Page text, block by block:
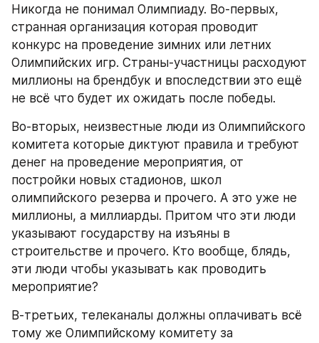
Никогда не понимал Олимпиаду. Во-первых,
странная организация которая проводит
конкурс на проведение зимних или летних
Олимпийских игр. Страны-участницы расходуют
миллионы на брендбук и впоследствии это ещё
не всё что будет их ожидать после победы.
Во-вторых, неизвестные люди из Олимпийского
комитета которые диктуют правила и требуют
денег на проведение мероприятия, от
постройки новых стадионов, школ
олимпийского резерва и прочего. А это уже не
миллионы, а миллиарды. Притом что эти люди
указывают государству на изъяны в
строительстве и прочего. Кто вообще, блядь,
эти люди чтобы указывать как проводить
мероприятие?
В-третьих, телеканалы должны оплачивать всё
тому же Олимпийскому комитету за